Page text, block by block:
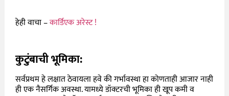
हेही वाचा –कार्डिएक अरेस्ट !
कुटुंबाची भूमिका:
सर्वप्रथम हे लक्षात ठेवायला हवे की गर्भावस्था हा कोणताही आजार नाही
ही एक नैसर्गिक अवस्था. यामध्ये डॉक्टरची भूमिका ही खूप कमी व